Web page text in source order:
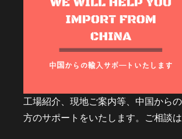
工場紹介、現地ご案内等、中国から
方のサポートをいたします。ご相談は